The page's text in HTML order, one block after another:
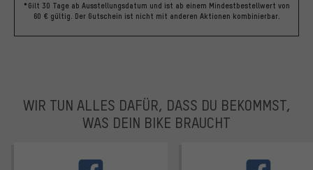
*Gilt 30 Tage ab Ausstellungsdatum und ist ab einem Mindestbestellwert von
60 € gültig. Der Gutschein ist nicht mit anderen Aktionen kombinierbar.
WIR TUN ALLES DAFÜR, DASS DU BEKOMMST,
WAS DEIN BIKE BRAUCHT